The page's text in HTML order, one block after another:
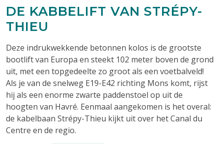
DE KABBELIFT VAN STRÉPY-
THIEU
Deze indrukwekkende betonnen kolos is de grootste
bootlift van Europa en steekt 102 meter boven de grond
uit, met een topgedeelte zo groot als een voetbalveld!
Als je van de snelweg E19-E42 richting Mons komt, rijst
hij als een enorme zwarte paddenstoel op uit de
hoogten van Havré. Eenmaal aangekomen is het overal:
de kabelbaan Strépy-Thieu kijkt uit over het Canal du
Centre en de regio.